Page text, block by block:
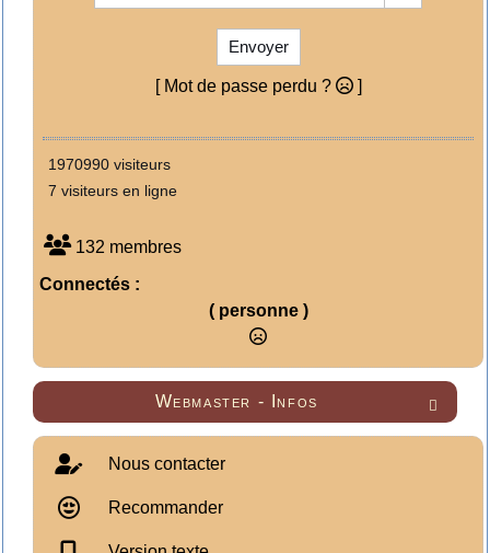
Envoyer
[ Mot de passe perdu ? ]
1970990 visiteurs
7 visiteurs en ligne
132 membres
Connectés :
( personne )

Webmaster - Infos
Nous contacter
Recommander